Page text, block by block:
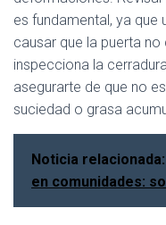
es fundamental, ya
causar que la puerta
inspecciona la
asegurarte de que no
suciedad o grasa
Noticia relacionada:
en comunidades: